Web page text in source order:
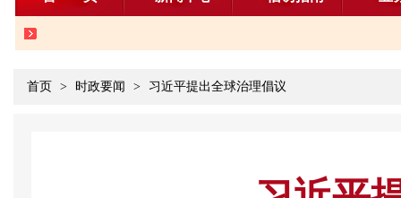
首页 > 时政要闻 > 习近平提出全球治理倡议